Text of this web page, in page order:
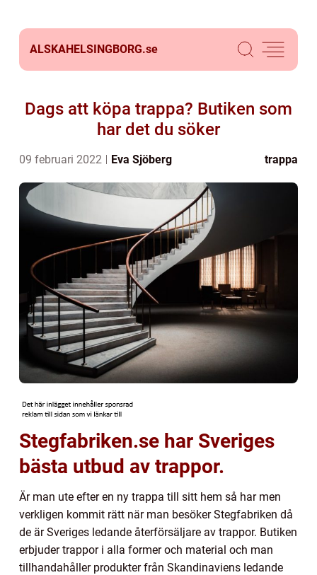
ALSKAHELSINGBORG.se
Dags att köpa trappa? Butiken som
har det du söker
09 februari 2022 Eva Sjöberg trappa
Stegfabriken.se har Sveriges
bästa utbud av trappor.
Är man ute efter en ny trappa till sitt hem så har men
verkligen kommit rätt när man besöker Stegfabriken då
de är Sveriges ledande återförsäljare av trappor. Butiken
erbjuder trappor i alla former och material och man
tillhandahåller produkter från Skandinaviens ledande